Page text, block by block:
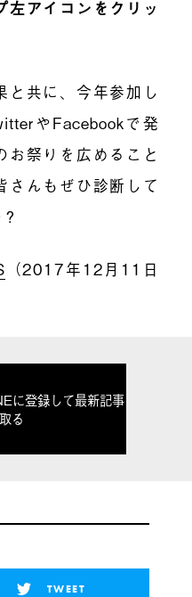
左アイコンをクリッ
と共に、今年参加し
やFacebookで発
お祭りを広めること
さんもぜひ診断して
（2017年12月11日
に登録して最新記事
る
TWEET